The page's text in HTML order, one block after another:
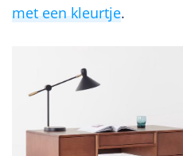
met een kleurtje.